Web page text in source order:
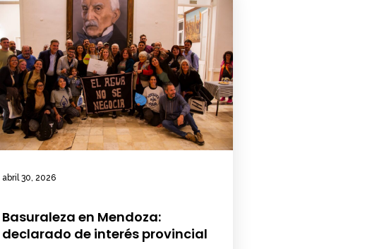
abril 30, 2026
Basuraleza en Mendoza:
declarado de interés provincial